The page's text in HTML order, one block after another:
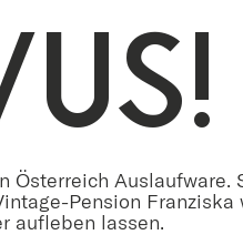
Österreich Auslaufware.
Pension
aufleben lassen.